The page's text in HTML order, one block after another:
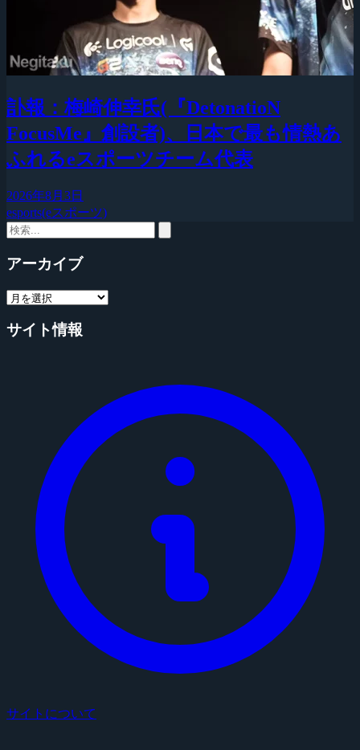
訃報：梅崎伸幸氏(『DetonatioN
FocusMe』創設者)、日本で最も情熱あ
ふれるeスポーツチーム代表
2026年8月3日
esports(eスポーツ)
アーカイブ
サイト情報
サイトについて